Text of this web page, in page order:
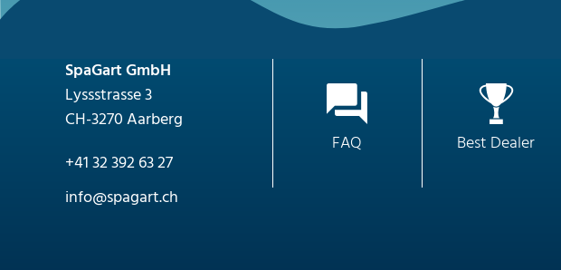
SpaGart GmbH
Lyssstrasse 3
CH-3270 Aarberg
+41 32 392 63 27
nf
sp g rtch
FAQ Best Dealer